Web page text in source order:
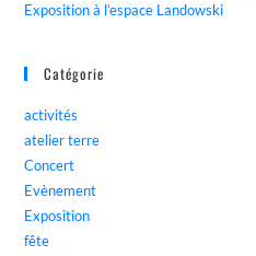
Exposition à l’espace Landowski
Catégorie
activités
atelier terre
Concert
Evènement
Exposition
fête